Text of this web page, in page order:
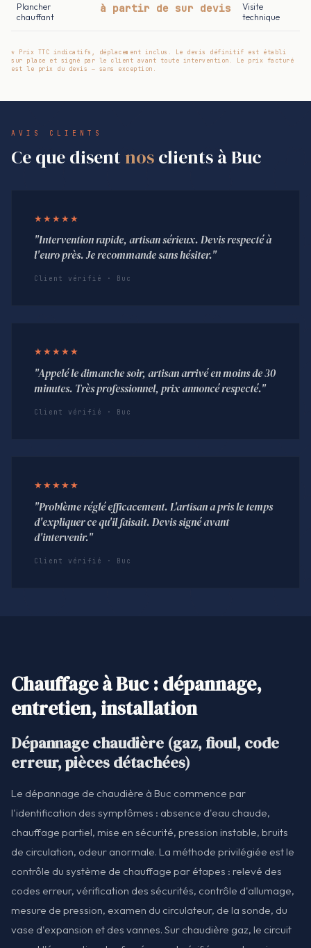
Plancher
chauffant
à partir de sur devis
Visite
technique
* Prix TTC indicatifs, déplacement inclus. Le devis définitif est établi
sur place et signé par le client avant toute intervention. Le prix facturé
est le prix du devis — sans exception.
AVIS CLIENTS
Ce que disent nosclients à Buc
★★★★★
"Intervention rapide, artisan sérieux. Devis respecté à
l'euro près. Je recommande sans hésiter."
Client vérifié · Buc
★★★★★
"Appelé le dimanche soir, artisan arrivé en moins de 30
minutes. Très professionnel, prix annoncé respecté."
Client vérifié · Buc
★★★★★
"Problème réglé efficacement. L'artisan a pris le temps
d'expliquer ce qu'il faisait. Devis signé avant
d'intervenir."
Client vérifié · Buc
Chauffage à Buc : dépannage,
entretien, installation
Dépannage chaudière (gaz, fioul, code
erreur, pièces détachées)
Le dépannage de chaudière à Buc commence par
l'identification des symptômes : absence d'eau chaude,
chauffage partiel, mise en sécurité, pression instable, bruits
de circulation, odeur anormale. La méthode privilégiée est le
contrôle du système de chauffage par étapes : relevé des
codes erreur, vérification des sécurités, contrôle d'allumage,
mesure de pression, examen du circulateur, de la sonde, du
vase d'expansion et des vannes. Sur chaudière gaz, le circuit